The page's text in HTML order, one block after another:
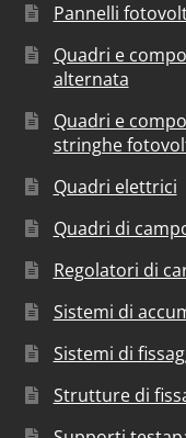
Pannelli
Quadri e
alternata
Quadri e
stringhe
Quadri elettrici
Quadri di
Regolatori di
Sistemi di
Sistemi di
Strutture di